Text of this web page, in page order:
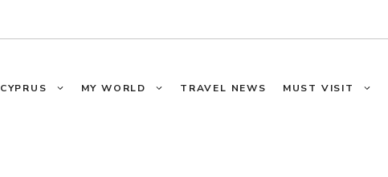
CYPRUS MY WORLD TRAVEL NEWS MUST VISIT